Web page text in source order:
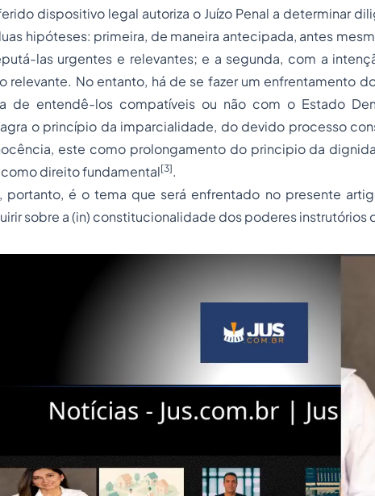
dispositivo legal autoriza o Juízo Penal a determinar
hipóteses: primeira, de maneira antecipada, antes
las urgentes e relevantes; e a segunda, com a
relevante. No entanto, há de se fazer um enfrentamento
de entendê-los compatíveis ou não com o Estado
o princípio da imparcialidade, do devido processo
este como prolongamento do principio da
como direito fundamental[3].
portanto, é o tema que será enfrentado no presente
sobre a (in) constitucionalidade dos poderes instrutórios